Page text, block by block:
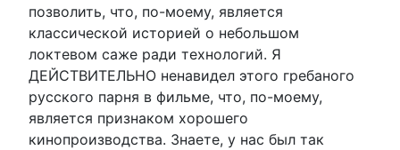
позволить, что, по-моему, является
классической историей о небольшом
локтевом саже ради технологий. Я
ДЕЙСТВИТЕЛЬНО ненавидел этого гребаного
русского парня в фильме, что, по-моему,
является признаком хорошего
кинопроизводства. Знаете, у нас был так